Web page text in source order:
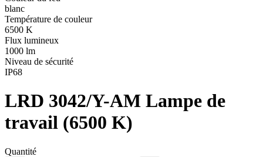
blanc
Température de couleur
6500 K
Flux lumineux
1000 lm
Niveau de sécurité
IP68
LRD 3042/Y-AM Lampe de
travail (6500 K)
Quantité